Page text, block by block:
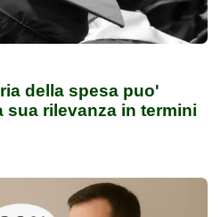
della spesa puo'
sua rilevanza in termini